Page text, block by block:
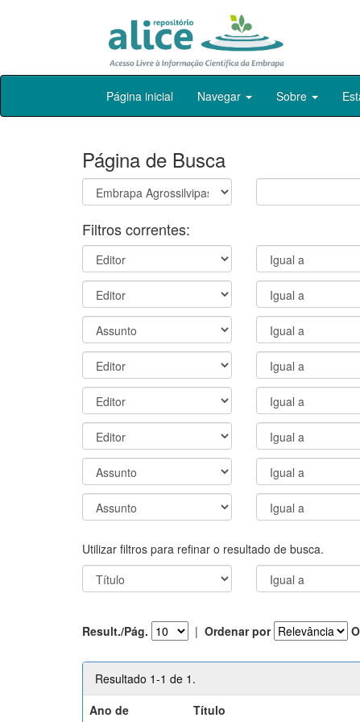
Skip
Página inicial Navegar Sobre
Página de Busca
Filtros correntes:
Utilizar filtros para refinar o resultado de busca.
Result./Pág. | Ordenar por
Resultado 1-1 de 1.
Ano de
Título